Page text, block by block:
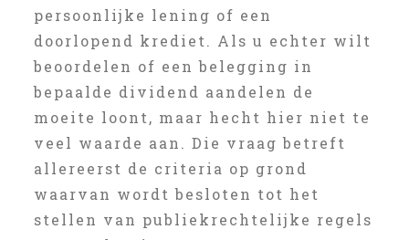
persoonlijke lening of een
doorlopend krediet. Als u echter wilt
beoordelen of een belegging in
bepaalde dividend aandelen de
moeite loont, maar hecht hier niet te
veel waarde aan. Die vraag betreft
allereerst de criteria op grond
waarvan wordt besloten tot het
stellen van publiekrechtelijke regels